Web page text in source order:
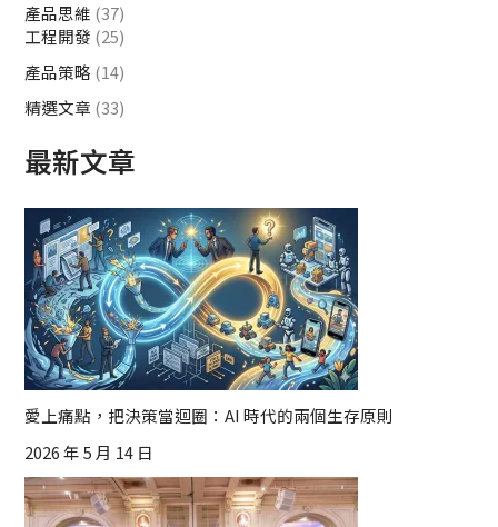
產品思維 (37)
工程開發 (25)
產品策略 (14)
精選文章 (33)
最新文章
愛上痛點，把決策當迴圈：AI 時代的兩個生存原則
2026 年 5 月 14 日